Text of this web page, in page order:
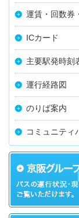
運賃・回数券
ICカード
主要駅発時刻
運行経路図
のりば案内
コミュニティ